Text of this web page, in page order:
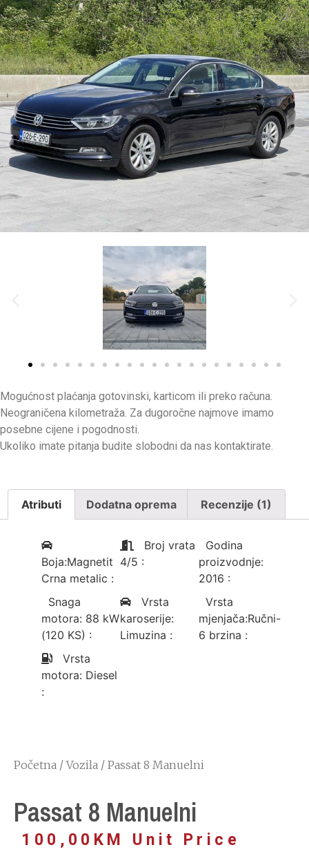
Mogućnost plaćanja gotovinski, karticom ili preko računa.
Neograničena kilometraža. Za dugoročne najmove imamo
posebne cijene i pogodnosti.
Ukoliko imate pitanja budite slobodni da nas kontaktirate.
Atributi Dodatna oprema Recenzije (1)
Boja:Magnetit
Crna metalic :
Broj vrata
4/5 :
Godina
proizvodnje:
2016 :
Snaga
motora: 88 kW
(120 KS) :
Vrsta
karoserije:
Limuzina :
Vrsta
mjenjača:Ručni-
6 brzina :
Vrsta
motora: Diesel
:
Početna /Vozila / Passat 8 Manuelni
Passat 8 Manuelni
100,00 KM Unit Price